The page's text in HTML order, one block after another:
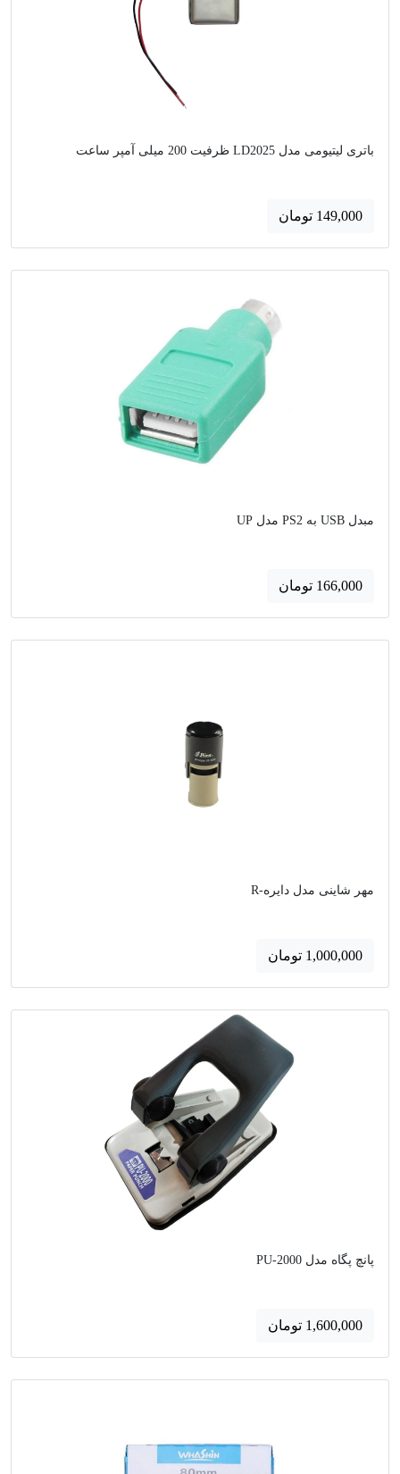
باتری لیتیومی مدل LD2025 ظرفیت 200 میلی آمپر ساعت
149,000 تومان
مبدل USB به PS2 مدل UP
166,000 تومان
مهر شاینی مدل دایره-R
1,000,000 تومان
پانچ پگاه مدل PU-2000
1,600,000 تومان